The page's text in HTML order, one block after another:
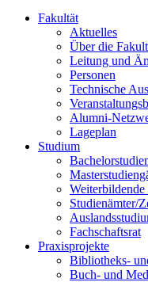
Fakultät
Aktuelles
Über die
Leitung und
Personen
Technische
Alumni-
Lageplan
Studium
Weiterbildende
Studienämter/
Fachschaftsrat
Praxisprojekte
Bibliotheks-
Buch- und